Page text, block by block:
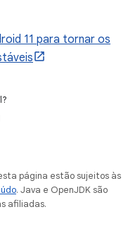
11 para tornar os
página estão sujeitos às
. Java e OpenJDK são
afiliadas.